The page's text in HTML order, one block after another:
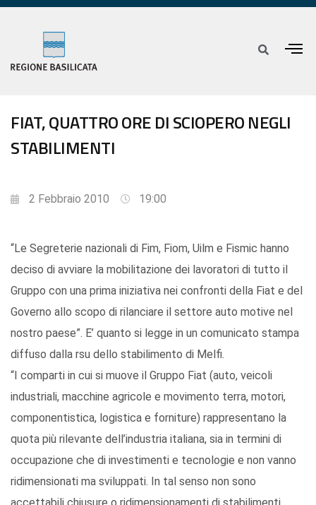
FIAT, QUATTRO ORE DI SCIOPERO NEGLI
STABILIMENTI
2 Febbraio 2010 19:00
“Le Segreterie nazionali di Fim, Fiom, Uilm e Fismic hanno
deciso di avviare la mobilitazione dei lavoratori di tutto il
Gruppo con una prima iniziativa nei confronti della Fiat e del
Governo allo scopo di rilanciare il settore auto motive nel
nostro paese”. E’ quanto si legge in un comunicato stampa
diffuso dalla rsu dello stabilimento di Melfi.
“I comparti in cui si muove il Gruppo Fiat (auto, veicoli
industriali, macchine agricole e movimento terra, motori,
componentistica, logistica e forniture) rappresentano la
quota più rilevante dell’industria italiana, sia in termini di
occupazione che di investimenti e tecnologie e non vanno
ridimensionati ma sviluppati. In tal senso non sono